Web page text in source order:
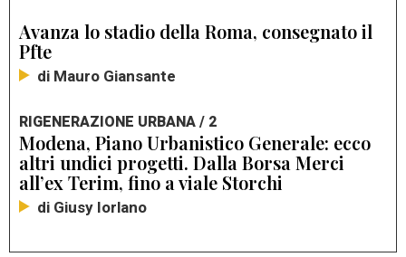
Avanza lo stadio della Roma, consegnato il
Pfte
di Mauro Giansante
RIGENERAZIONE URBANA / 2
Modena, Piano Urbanistico Generale: ecco
altri undici progetti. Dalla Borsa Merci
all’ex Terim, fino a viale Storchi
di Giusy Iorlano